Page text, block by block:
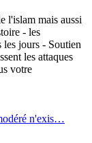
l'islam mais aussi
- les
les jours - Soutien
les attaques
votre
n'exis…